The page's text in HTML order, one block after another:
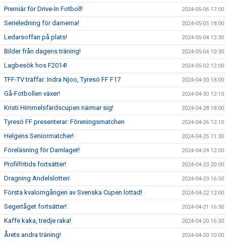
Premiär för Drive-In Fotboll! 2024-05-06 17:00
Serieledning för damerna! 2024-05-05 18:00
Ledarsoffan på plats! 2024-05-04 12:30
Bilder från dagens träning! 2024-05-04 10:30
Lagbesök hos F2014! 2024-05-02 12:00
TFF-TV träffar: Indra Njoo, Tyresö FF F17 2024-04-30 18:00
Gå-Fotbollen växer! 2024-04-30 12:10
Kristi Himmelsfärdscupen närmar sig! 2024-04-28 18:00
Tyresö FF presenterar: Föreningsmatchen 2024-04-26 12:10
Helgens Seniormatcher! 2024-04-25 11:30
Föreläsning för Damlaget! 2024-04-24 12:00
Profilfritids fortsätter! 2024-04-23 20:00
Dragning Andelslotteri 2024-04-23 16:50
Första kvalomgången av Svenska Cupen lottad! 2024-04-22 12:00
Segertåget fortsätter! 2024-04-21 16:30
Kaffe kaka, tredje raka! 2024-04-20 16:30
Årets andra träning! 2024-04-20 10:00